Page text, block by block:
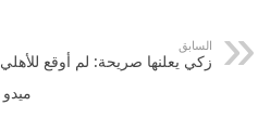
السابق
زكي يعلنها صريحة: لم أوقع للأهلي